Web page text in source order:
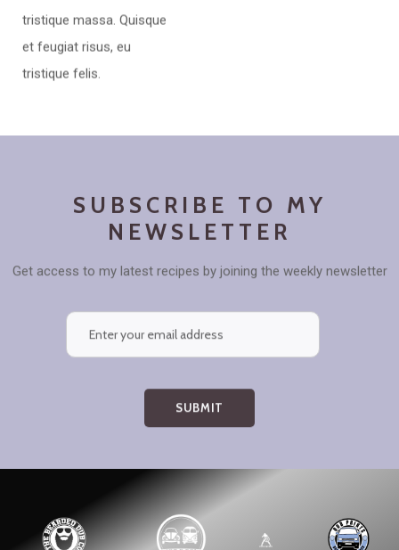
tristique massa. Quisque
et feugiat risus, eu
tristique felis.
SUBSCRIBE TO MY
NEWSLETTER
Get access to my latest recipes by joining the weekly newsletter